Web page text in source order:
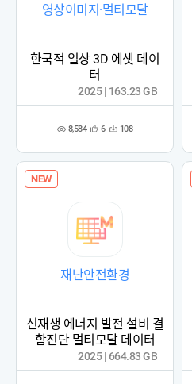
영상이미지·멀티모달
한국적 일상 3D 에셋 데이
터
조 8,584 관
록
6 다 108
2025 | 163.23 GB
NEW
재난안전환경
신재생 에너지 발전 설비 결
함진단 멀티모달 데이터
2025 | 664.83 GB